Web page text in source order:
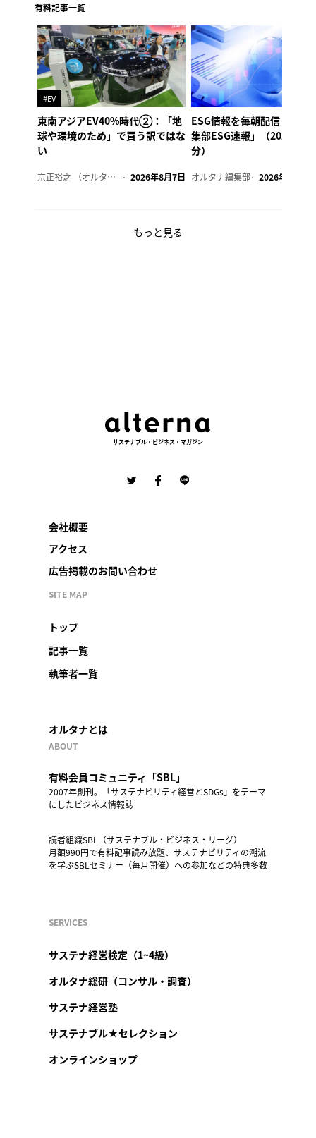
有料記事一覧
#EV
東南アジアEV40%時代②：「地
球や環境のため」で買う訳ではな
い
京正裕之 （オルタナ副編集長） 2026年8月7日
ESG情報を毎朝配信「オル
集部ESG速報」（2026年8
分）
オルタナ編集部 2026年8月7日
もっと見る
サステナブル・ビジネス・マガジン
会社概要
アクセス
広告掲載のお問い合わせ
SITE MAP
トップ
記事一覧
執筆者一覧
オルタナとは
ABOUT
有料会員コミュニティ「SBL」
2007年創刊。「サステナビリティ経営とSDGs」をテーマ
にしたビジネス情報誌
読者組織SBL（サステナブル・ビジネス・リーグ）
月額990円で有料記事読み放題、サステナビリティの潮流
を学ぶSBLセミナー（毎月開催）への参加などの特典多数
SERVICES
サステナ経営検定（1~4級）
オルタナ総研（コンサル・調査）
サステナ経営塾
サステナブル★セレクション
オンラインショップ